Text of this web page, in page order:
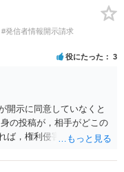
事実関係を整理した上
#発信者情報開示請求
役にたった 3
開示に同意していなくと
の投稿が，相手がどこの
ば，権利侵害性が認めら
トストーカーとして晒し